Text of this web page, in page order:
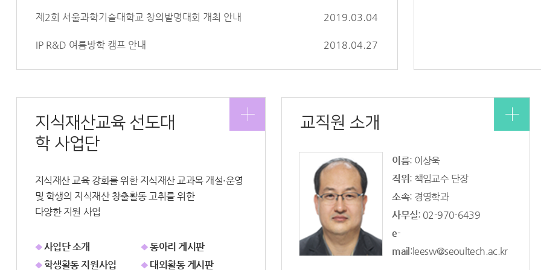
제2회 서울과학기술대학교 창의발명대회 개최 안내 2019.03.04
IP R&D 여름방학 캠프 안내 2018.04.27
지식재산교육 선도대
학 사업단
지식재산 교육 강화를 위한 지식재산 교과목 개설·운영
및 학생의 지식재산 창출활동 고취를 위한
다양한 지원 사업
사업단 소개
동아리 게시판
학생활동 지원사업
대외활동 게시판
교직원 소개
이름: 이상욱
직위 : 책임교수 단장
소속: 경영학과
사무실: 02-970-6439
e-
mail:leesw@seoultech.ac.kr